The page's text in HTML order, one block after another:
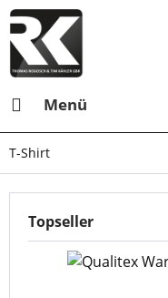
Menü
T-Shirt
Topseller